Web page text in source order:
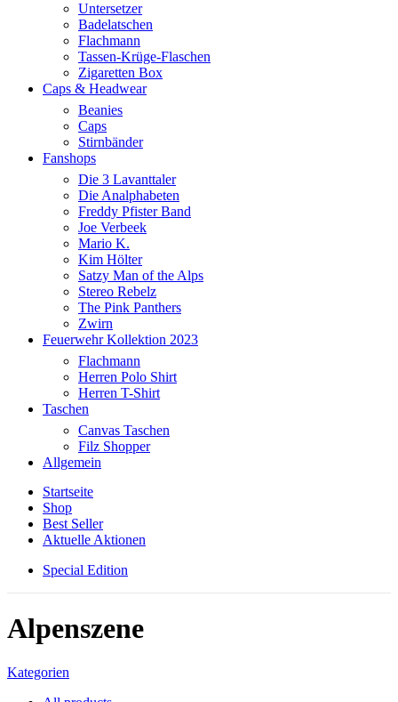
Untersetzer
Badelatschen
Flachmann
Tassen-Krüge-Flaschen
Zigaretten Box
Caps & Headwear
Beanies
Caps
Stirnbänder
Fanshops
Die 3 Lavanttaler
Die Analphabeten
Freddy Pfister Band
Joe Verbeek
Mario K.
Kim Hölter
Satzy Man of the Alps
Stereo Rebelz
The Pink Panthers
Zwirn
Feuerwehr Kollektion 2023
Flachmann
Herren Polo Shirt
Herren T-Shirt
Taschen
Canvas Taschen
Filz Shopper
Allgemein
Startseite
Shop
Best Seller
Aktuelle Aktionen
Special Edition
Alpenszene
Kategorien